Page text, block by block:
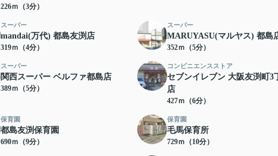
226ｍ（3分）
スーパー
mandai(万代) 都島友渕店
319ｍ（4分）
スーパー
MARUYASU(マルヤス) 都島
352ｍ（5分）
スーパー
関西スーパー ベルファ都島店
389ｍ（5分）
コンビニエンスストア
セブンイレブン 大阪友渕町3
店
427ｍ（6分）
保育園
都島友渕保育園
690ｍ（9分）
保育園
毛馬保育所
729ｍ（10分）